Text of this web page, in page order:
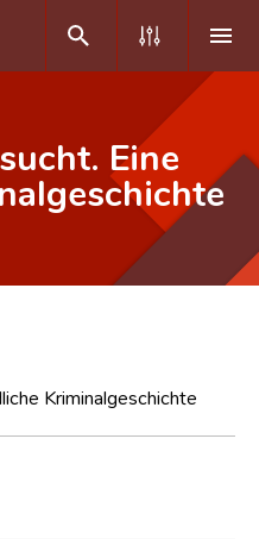
Eine
Kriminalgeschichte